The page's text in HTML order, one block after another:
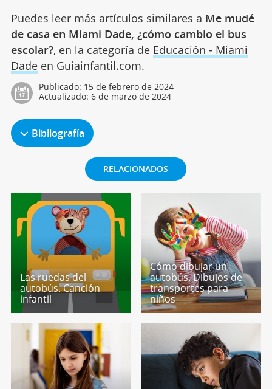
Puedes leer más artículos similares a Me mudé
de casa en Miami Dade, ¿cómo cambio el bus
escolar?, en la categoría de Educación - Miami
Dadeen Guiainfantil.com.
Publicado: 15 de febrero de 2024
Actualizado: 6 de marzo de 2024
Bibliografía
RELACIONADOS
Las ruedas del
autobús. Canción
infantil
Cómo dibujar un
autobús. Dibujos de
transportes para
niños